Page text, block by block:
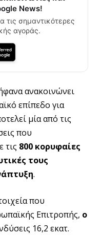
News!
τις σημαντικότερες
αγοράς.
ανακοινώνει
επίπεδο για
μία από τις
που
τις 800 κορυφαίες
τους
.
που
Επιτροπής, ο
16,2 εκατ.